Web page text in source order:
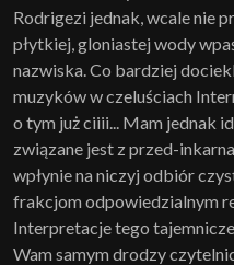
Rodrigezi jednak, wcale nie
płytkiej, gloniastej wody
nazwiska. Co bardziej
muzyków w czeluściach
o tym już ciiii... Mam jednak
związane jest z przed-
wpłynie na niczyj odbiór
frakcjom odpowiedzialnym
Interpretacje tego
Wam samym drodzy